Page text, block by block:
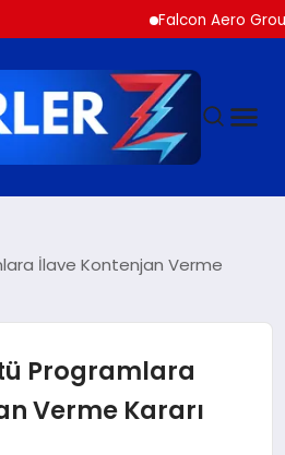
Falcon Aero Group,
İlave Kontenjan Verme
Programlara
Verme Kararı